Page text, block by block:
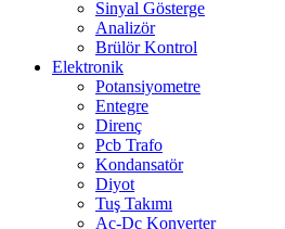
Sinyal Gösterge
Analizör
Brülör Kontrol
Elektronik
Potansiyometre
Entegre
Direnç
Pcb Trafo
Kondansatör
Diyot
Tuş Takımı
Ac-Dc Konverter